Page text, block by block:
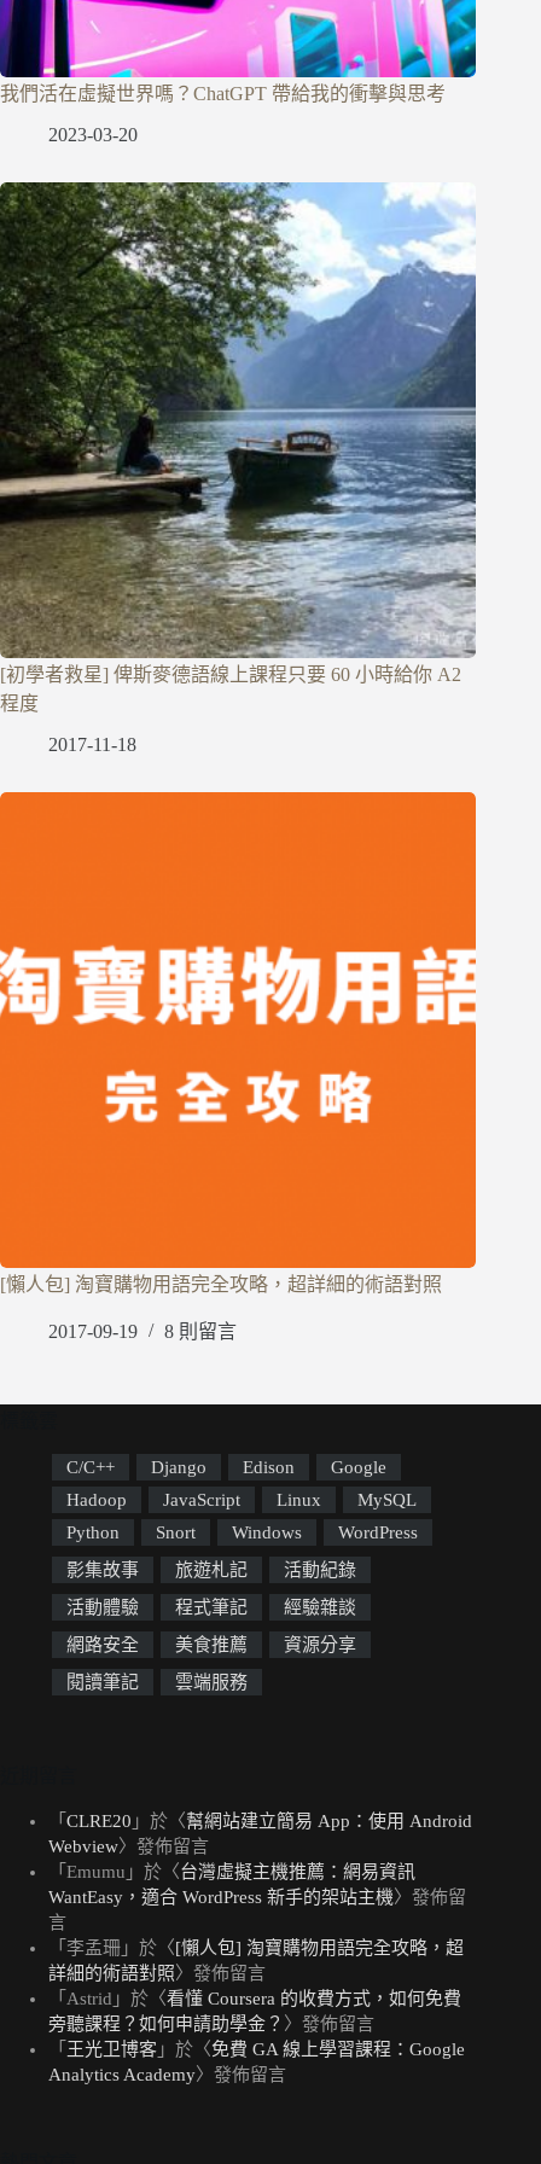
我們活在虛擬世界嗎？ChatGPT 帶給我的衝擊與思考
2023-03-20
[初學者救星] 俾斯麥德語線上課程只要 60 小時給你 A2
程度
2017-11-18
[懶人包] 淘寶購物用語完全攻略，超詳細的術語對照
2017-09-19 8 則留言
C/C++ Django Edison
Google
Hadoop
JavaScript Linux
MySQL
Python
Snort Windows
WordPress
影集故事
旅遊札記
活動紀錄
活動體驗
程式筆記
經驗雜談
網路安全
美食推薦
資源分享
閱讀筆記
雲端服務
「 CLRE20 」於〈幫網站建立簡易 App：使用 Android
Webview〉發佈留言
「 Emumu 」於〈台灣虛擬主機推薦：網易資訊
WantEasy，適合 WordPress 新手的架站主機〉發佈留
言
「 李孟珊 」於〈[懶人包] 淘寶購物用語完全攻略，超
詳細的術語對照〉發佈留言
「 Astrid 」於〈看懂 Coursera 的收費方式，如何免費
旁聽課程？如何申請助學金？ 〉發佈留言
「 王光卫博客 」於〈免費 GA 線上學習課程：Google
Analytics Academy〉發佈留言